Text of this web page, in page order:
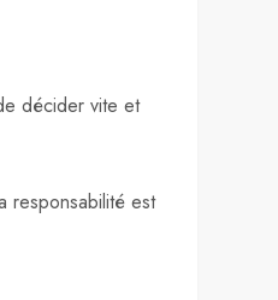
décider vite et
responsabilité est